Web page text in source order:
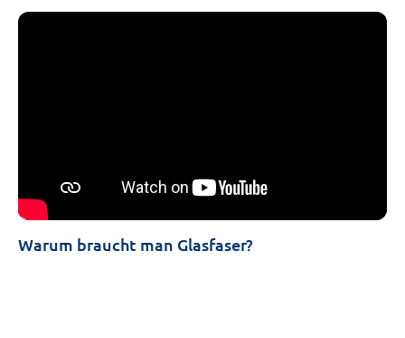
Warum braucht man Glasfaser?